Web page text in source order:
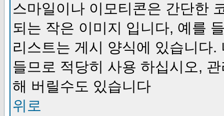
스마일이나 이모티콘은 간단한
되는 작은 이미지 입니다, 예를
리스트는 게시 양식에 있습니다
들므로 적당히 사용 하십시오,
해 버릴수도 있습니다
위로